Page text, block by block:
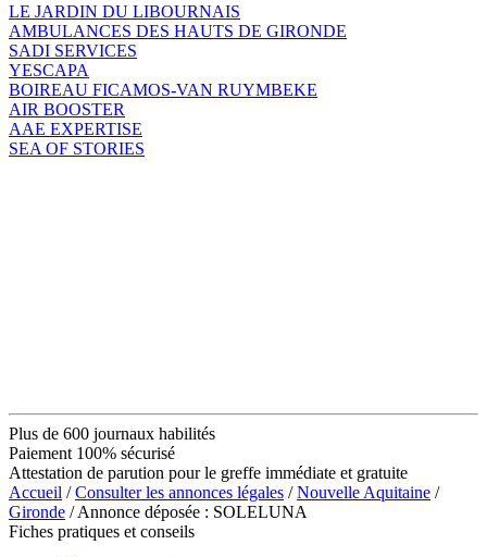
LE JARDIN DU LIBOURNAIS
AMBULANCES DES HAUTS DE GIRONDE
SADI SERVICES
YESCAPA
BOIREAU FICAMOS-VAN RUYMBEKE
AIR BOOSTER
AAE EXPERTISE
SEA OF STORIES
Plus de 600 journaux habilités
Paiement 100% sécurisé
Attestation de parution pour le greffe immédiate et gratuite
Accueil /Consulter les annonces légales /Nouvelle Aquitaine /
Gironde / Annonce déposée : SOLELUNA
Fiches pratiques et conseils